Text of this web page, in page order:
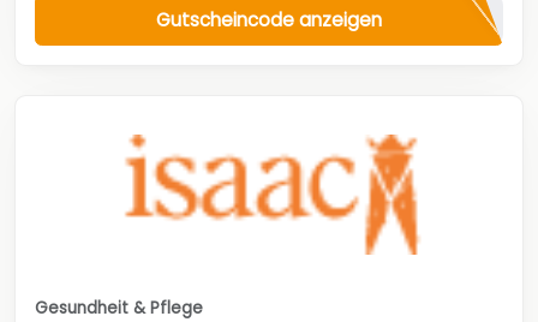
Gutscheincode anzeigen
Gesundheit & Pflege